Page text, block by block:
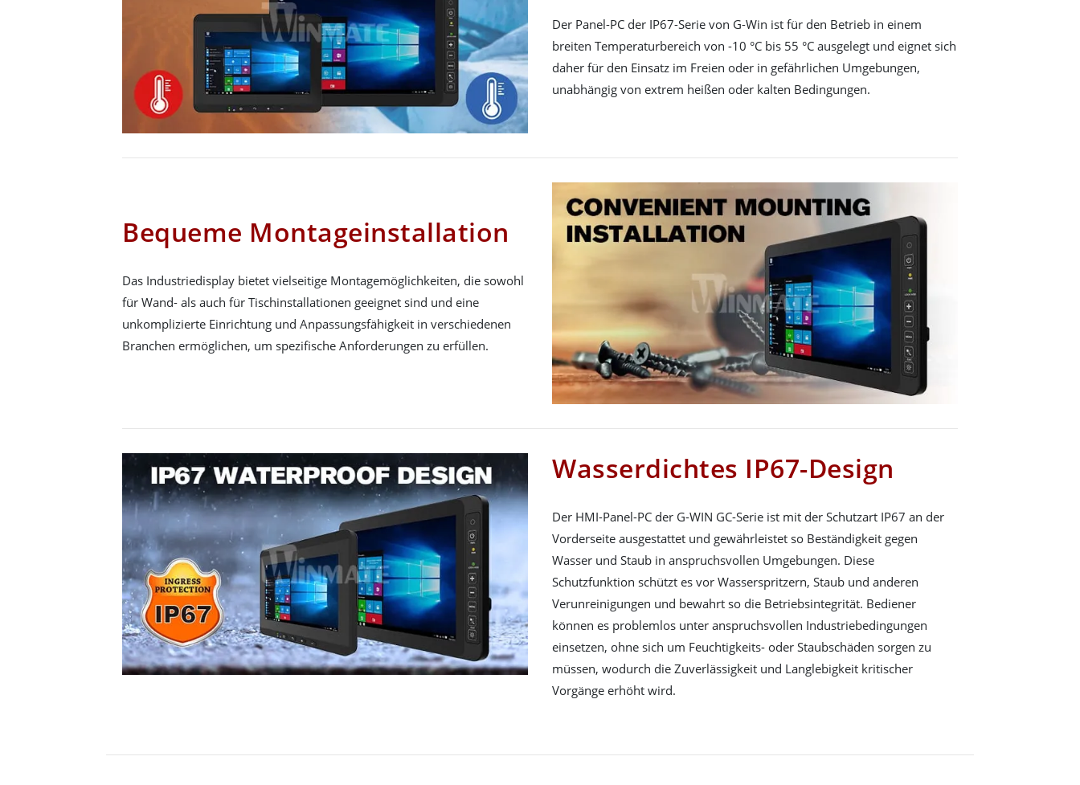
Der Panel-PC der IP67-Serie von G-Win ist für den Betrieb in einem
breiten Temperaturbereich von -10 °C bis 55 °C ausgelegt und eignet sich
daher für den Einsatz im Freien oder in gefährlichen Umgebungen,
unabhängig von extrem heißen oder kalten Bedingungen.
Bequeme Montageinstallation
Das Industriedisplay bietet vielseitige Montagemöglichkeiten, die sowohl
für Wand- als auch für Tischinstallationen geeignet sind und eine
unkomplizierte Einrichtung und Anpassungsfähigkeit in verschiedenen
Branchen ermöglichen, um spezifische Anforderungen zu erfüllen.
Wasserdichtes IP67-Design
Der HMI-Panel-PC der G-WIN GC-Serie ist mit der Schutzart IP67 an der
Vorderseite ausgestattet und gewährleistet so Beständigkeit gegen
Wasser und Staub in anspruchsvollen Umgebungen. Diese
Schutzfunktion schützt es vor Wasserspritzern, Staub und anderen
Verunreinigungen und bewahrt so die Betriebsintegrität. Bediener
können es problemlos unter anspruchsvollen Industriebedingungen
einsetzen, ohne sich um Feuchtigkeits- oder Staubschäden sorgen zu
müssen, wodurch die Zuverlässigkeit und Langlebigkeit kritischer
Vorgänge erhöht wird.